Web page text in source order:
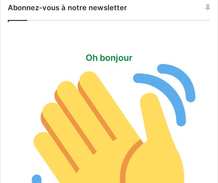
g
i
Abonnez-vous à notre newsletter
Oh bonjour